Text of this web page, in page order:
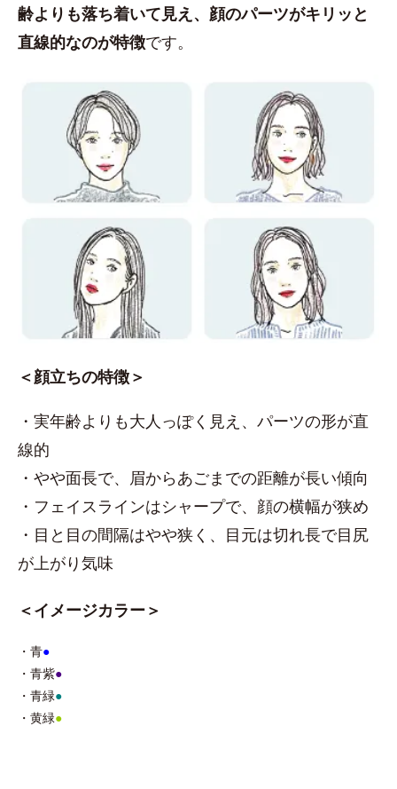
齢よりも落ち着いて見え、顔のパーツがキリッと
直線的なのが特徴です。
＜顔立ちの特徴＞
・実年齢よりも大人っぽく見え、パーツの形が直
線的
・やや面長で、眉からあごまでの距離が長い傾向
・フェイスラインはシャープで、顔の横幅が狭め
・目と目の間隔はやや狭く、目元は切れ長で目尻
が上がり気味
＜イメージカラー＞
・青●
・青紫●
・青緑●
・黄緑●